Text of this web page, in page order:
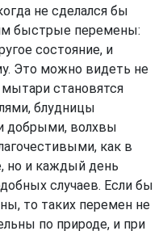
не сделался бы
быстрые перемены:
состояние, и
Это можно видеть не
мытари становятся
блудницы
добрыми, волхвы
как в
но и каждый день
случаев. Если бы
то таких перемен не
по природе, и при